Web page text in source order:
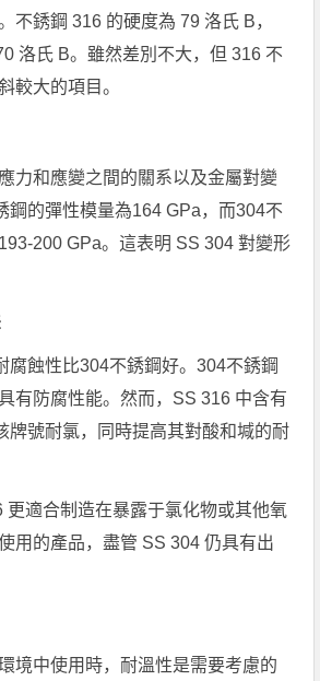
不銹鋼 316 的硬度為 79 洛氏 B，
洛氏 B。雖然差別不大，但 316 不
較大的項目。
力和應變之間的關系以及金屬對變
鋼的彈性模量為164 GPa，而304不
200 GPa。這表明 SS 304 對變形
腐蝕性比304不銹鋼好。304不銹鋼
有防腐性能。然而，SS 316 中含有
牌號耐氯，同時提高其對酸和堿的耐
更適合制造在暴露于氯化物或其他氧
用的產品，盡管 SS 304 仍具有出
境中使用時，耐溫性是需要考慮的